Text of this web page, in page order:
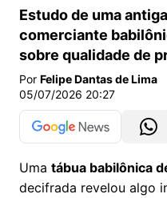
Estudo de uma
comerciante
sobre qualidade de
Por Felipe Dantas de Lima
05/07/2026 20:27
Uma tábua babilônica
decifrada revelou algo